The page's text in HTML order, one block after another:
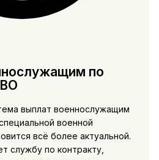
по
выплат военнослужащим
военной
всё более актуальной.
службу по контракту,